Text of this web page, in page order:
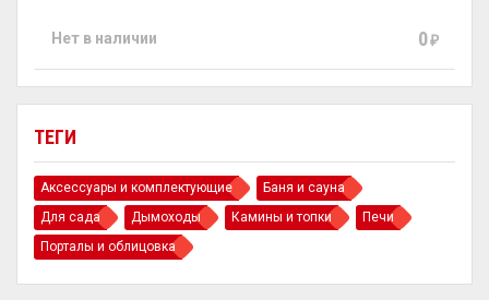
ТЕГИ
Аксессуары и комплектующие
Баня и сауна
Для сада
Дымоходы Камины и топки
Печи
Порталы и облицовка
Нет в наличии 0₽